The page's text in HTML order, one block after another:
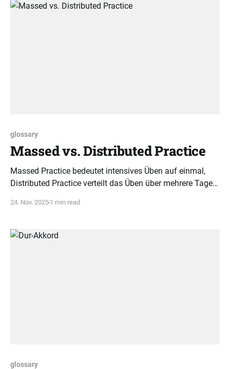
glossary
Massed vs. Distributed Practice
Massed Practice bedeutet intensives Üben auf einmal,
Distributed Practice verteilt das Üben über mehrere Tage.
24. Nov. 2025 1 min read
glossary